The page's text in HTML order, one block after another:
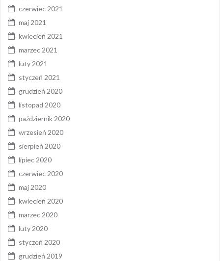
czerwiec 2021
maj 2021
kwiecień 2021
marzec 2021
luty 2021
styczeń 2021
grudzień 2020
listopad 2020
październik 2020
wrzesień 2020
sierpień 2020
lipiec 2020
czerwiec 2020
maj 2020
kwiecień 2020
marzec 2020
luty 2020
styczeń 2020
grudzień 2019